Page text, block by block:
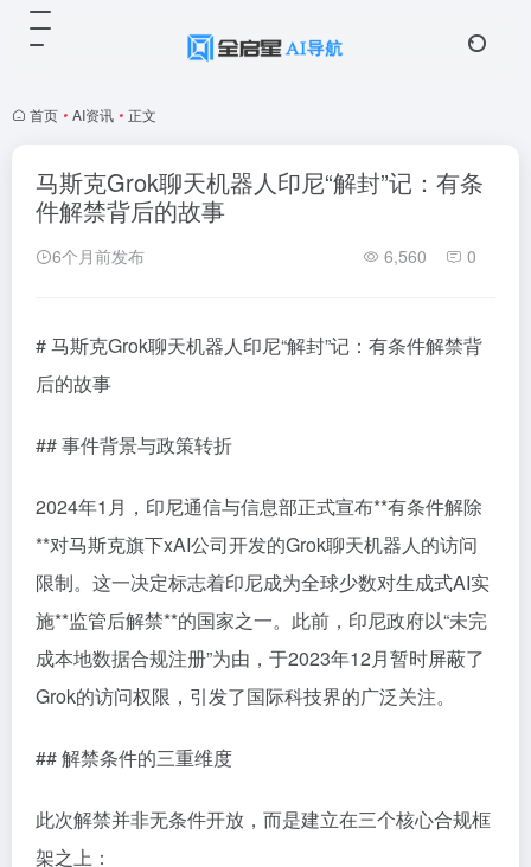
首页 • AI资讯 • 正文
马斯克Grok聊天机器人印尼“解封”记：有条
件解禁背后的故事
6个月前发布 6,560 0
# 马斯克Grok聊天机器人印尼“解封”记：有条件解禁背
后的故事
## 事件背景与政策转折
2024年1月，印尼通信与信息部正式宣布**有条件解除
**对马斯克旗下xAI公司开发的Grok聊天机器人的访问
限制。这一决定标志着印尼成为全球少数对生成式AI实
施**监管后解禁**的国家之一。此前，印尼政府以“未完
成本地数据合规注册”为由，于2023年12月暂时屏蔽了
Grok的访问权限，引发了国际科技界的广泛关注。
## 解禁条件的三重维度
此次解禁并非无条件开放，而是建立在三个核心合规框
架之上：